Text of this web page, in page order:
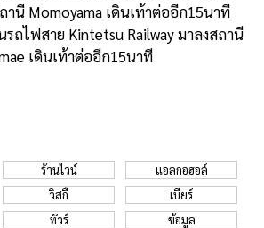
านี Momoyama เดินเท้าต่ออีก15นาที
ถไฟสาย Kintetsu Railway มาลงสถานี
เดินเท้าต่ออีก15นาที
ร้านไวน์
แอลกอฮอล์
วิสกี้
เบียร์
ทัวร์
ข้อมูล